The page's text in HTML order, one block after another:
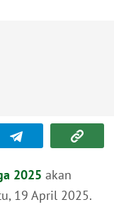
2025 akan
19 April 2025.